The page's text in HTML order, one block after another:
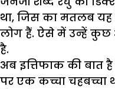
था, जिस का मतलब यह
लोग हैं. ऐसे में उन्हें कुछ
है.
अब इत्तिफाक की बात है
पर एक कच्चा चहबच्चा